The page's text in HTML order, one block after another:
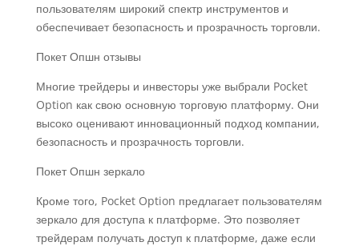
пользователям широкий спектр инструментов и
обеспечивает безопасность и прозрачность торговли.
Покет Опшн отзывы
Многие трейдеры и инвесторы уже выбрали Pocket
Option как свою основную торговую платформу. Они
высоко оценивают инновационный подход компании,
безопасность и прозрачность торговли.
Покет Опшн зеркало
Кроме того, Pocket Option предлагает пользователям
зеркало для доступа к платформе. Это позволяет
трейдерам получать доступ к платформе, даже если